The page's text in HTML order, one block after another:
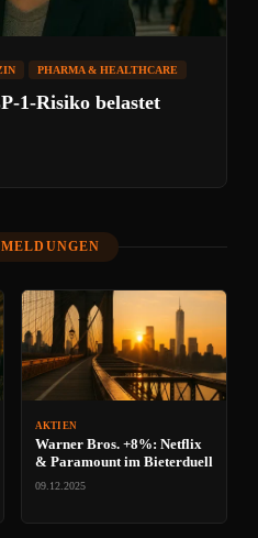
PHARMA & HEALTHCARE
Risiko belastet
AKTIEN
Warner Bros. +8%: Netflix
& Paramount im Bieterduell
09.12.2025